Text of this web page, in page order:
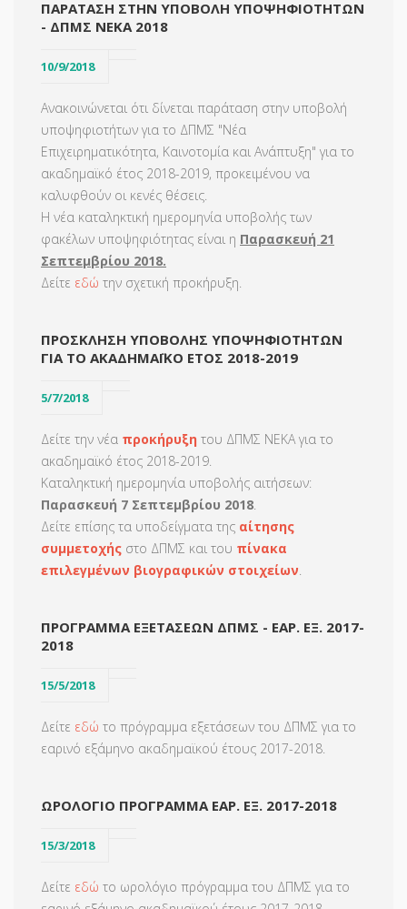
ΠΑΡΑΤΑΣΗ ΣΤΗΝ ΥΠΟΒΟΛΉ ΥΠΟΨΗΦΙΟΤΉΤΩΝ
- ΔΠΜΣ ΝΕΚΑ 2018
10/9/2018
Ανακοινώνεται ότι δίνεται παράταση στην υποβολή
υποψηφιοτήτων για το ΔΠΜΣ "Νέα
Επιχειρηματικότητα, Καινοτομία και Ανάπτυξη" για το
ακαδημαϊκό έτος 2018-2019, προκειμένου να
καλυφθούν οι κενές θέσεις.
Η νέα καταληκτική ημερομηνία υποβολής των
φακέλων υποψηφιότητας είναι η Παρασκευή 21
Σεπτεμβρίου 2018.
Δείτε εδώ την σχετική προκήρυξη.
ΠΡΟΣΚΛΗΣΗ ΥΠΟΒΟΛΗΣ ΥΠΟΨΗΦΙΟΤΗΤΩΝ
ΓΙΑ ΤΟ ΑΚΑΔΗΜΑΪΚΟ ΕΤΟΣ 2018-2019
5/7/2018
Δείτε την νέα προκήρυξη του ΔΠΜΣ ΝΕΚΑ για το
ακαδημαϊκό έτος 2018-2019.
Καταληκτική ημερομηνία υποβολής αιτήσεων:
Παρασκευή 7 Σεπτεμβρίου 2018.
Δείτε επίσης τα υποδείγματα της αίτησης
συμμετοχής στο ΔΠΜΣ και του πίνακα
επιλεγμένων βιογραφικών στοιχείων.
ΠΡΟΓΡΑΜΜΑ ΕΞΕΤΑΣΕΩΝ ΔΠΜΣ - ΕΑΡ. ΕΞ. 2017-
2018
15/5/2018
Δείτε εδώ το πρόγραμμα εξετάσεων του ΔΠΜΣ για το
εαρινό εξάμηνο ακαδημαϊκού έτους 2017-2018.
ΩΡΟΛΟΓΙΟ ΠΡΟΓΡΑΜΜΑ ΕΑΡ. ΕΞ. 2017-2018
15/3/2018
Δείτε εδώ το ωρολόγιο πρόγραμμα του ΔΠΜΣ για το